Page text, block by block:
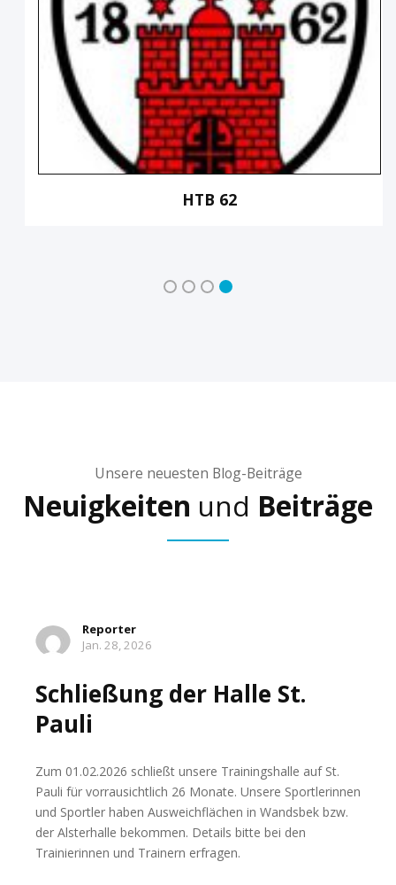
HTB 62
Unsere neuesten Blog-Beiträge
Neuigkeiten und Beiträge
Reporter
Jan. 28, 2026
Schließung der Halle St.
Pauli
Zum 01.02.2026 schließt unsere Trainingshalle auf St.
Pauli für vorrausichtlich 26 Monate. Unsere Sportlerinnen
und Sportler haben Ausweichflächen in Wandsbek bzw.
der Alsterhalle bekommen. Details bitte bei den
Trainierinnen und Trainern erfragen.